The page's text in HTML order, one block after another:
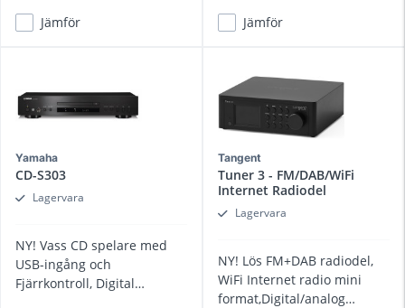
Jämför Jämför
Yamaha
CD-S303
Lagervara
NY! Vass CD spelare med
USB-ingång och
Fjärrkontroll, Digital
Tangent
Tuner 3 - FM/DAB/WiFi
Internet Radiodel
Lagervara
NY! Lös FM+DAB radiodel,
WiFi Internet radio mini
format,Digital/analog